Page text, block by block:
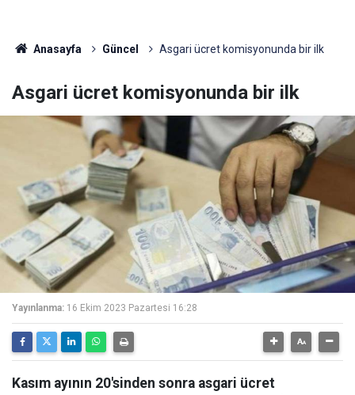
Anasayfa Güncel Asgari ücret komisyonunda bir ilk
Asgari ücret komisyonunda bir ilk
Yayınlanma: 16 Ekim 2023 Pazartesi 16:28
Kasım ayının 20'sinden sonra asgari ücret